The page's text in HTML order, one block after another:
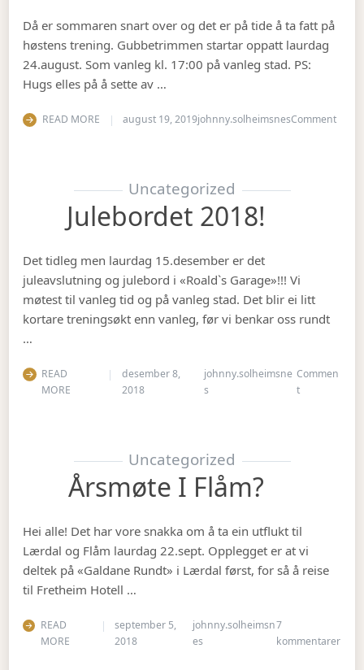
Då er sommaren snart over og det er på tide å ta fatt på
høstens trening. Gubbetrimmen startar oppatt laurdag
24.august. Som vanleg kl. 17:00 på vanleg stad. PS:
Hugs elles på å sette av …
READ MORE august 19, 2019johnny.solheimsnesCommenton
Uncategorized
Julebordet 2018!
Det tidleg men laurdag 15.desember er det
juleavslutning og julebord i «Roald`s Garage»!!! Vi
møtest til vanleg tid og på vanleg stad. Det blir ei litt
kortare treningsøkt enn vanleg, før vi benkar oss rundt
…
READ
MORE
desember 8,
2018
johnny.solheimsne
s
Commen
ton Julebordet
Uncategorized
Årsmøte I Flåm?
Hei alle! Det har vore snakka om å ta ein utflukt til
Lærdal og Flåm laurdag 22.sept. Opplegget er at vi
deltek på «Galdane Rundt» i Lærdal først, for så å reise
til Fretheim Hotell …
READ
MORE
september 5,
2018
johnny.solheimsn
es
7
kommentarertil